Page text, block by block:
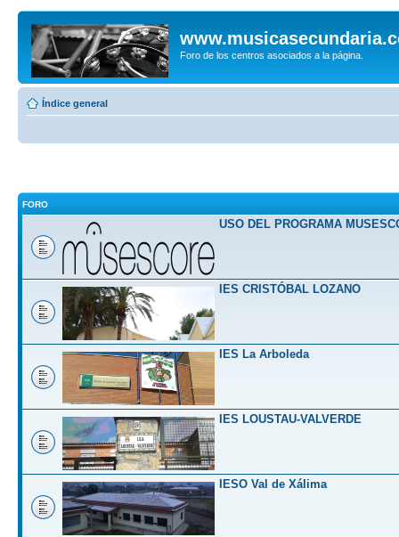
Foro de los centros asociados a la página.
Índice general
FORO
USO DEL PROGRAMA
IES CRISTÓBAL LOZANO
IES La Arboleda
IES LOUSTAU-VALVERDE
IESO Val de Xálima